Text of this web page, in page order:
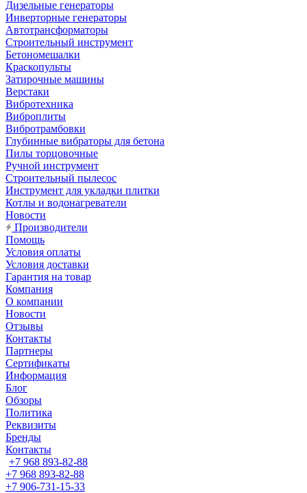
Дизельные генераторы
Инверторные генераторы
Автотрансформаторы
Строительный инструмент
Бетономешалки
Краскопульты
Затирочные машины
Верстаки
Вибротехника
Виброплиты
Вибротрамбовки
Глубинные вибраторы для бетона
Пилы торцовочные
Ручной инструмент
Строительный пылесос
Инструмент для укладки плитки
Котлы и водонагреватели
Новости
Производители
Помощь
Условия оплаты
Условия доставки
Гарантия на товар
Компания
О компании
Новости
Отзывы
Контакты
Партнеры
Сертификаты
Информация
Блог
Обзоры
Политика
Реквизиты
Бренды
Контакты
+7 968 893-82-88
+7 968 893-82-88
+7 906-731-15-33